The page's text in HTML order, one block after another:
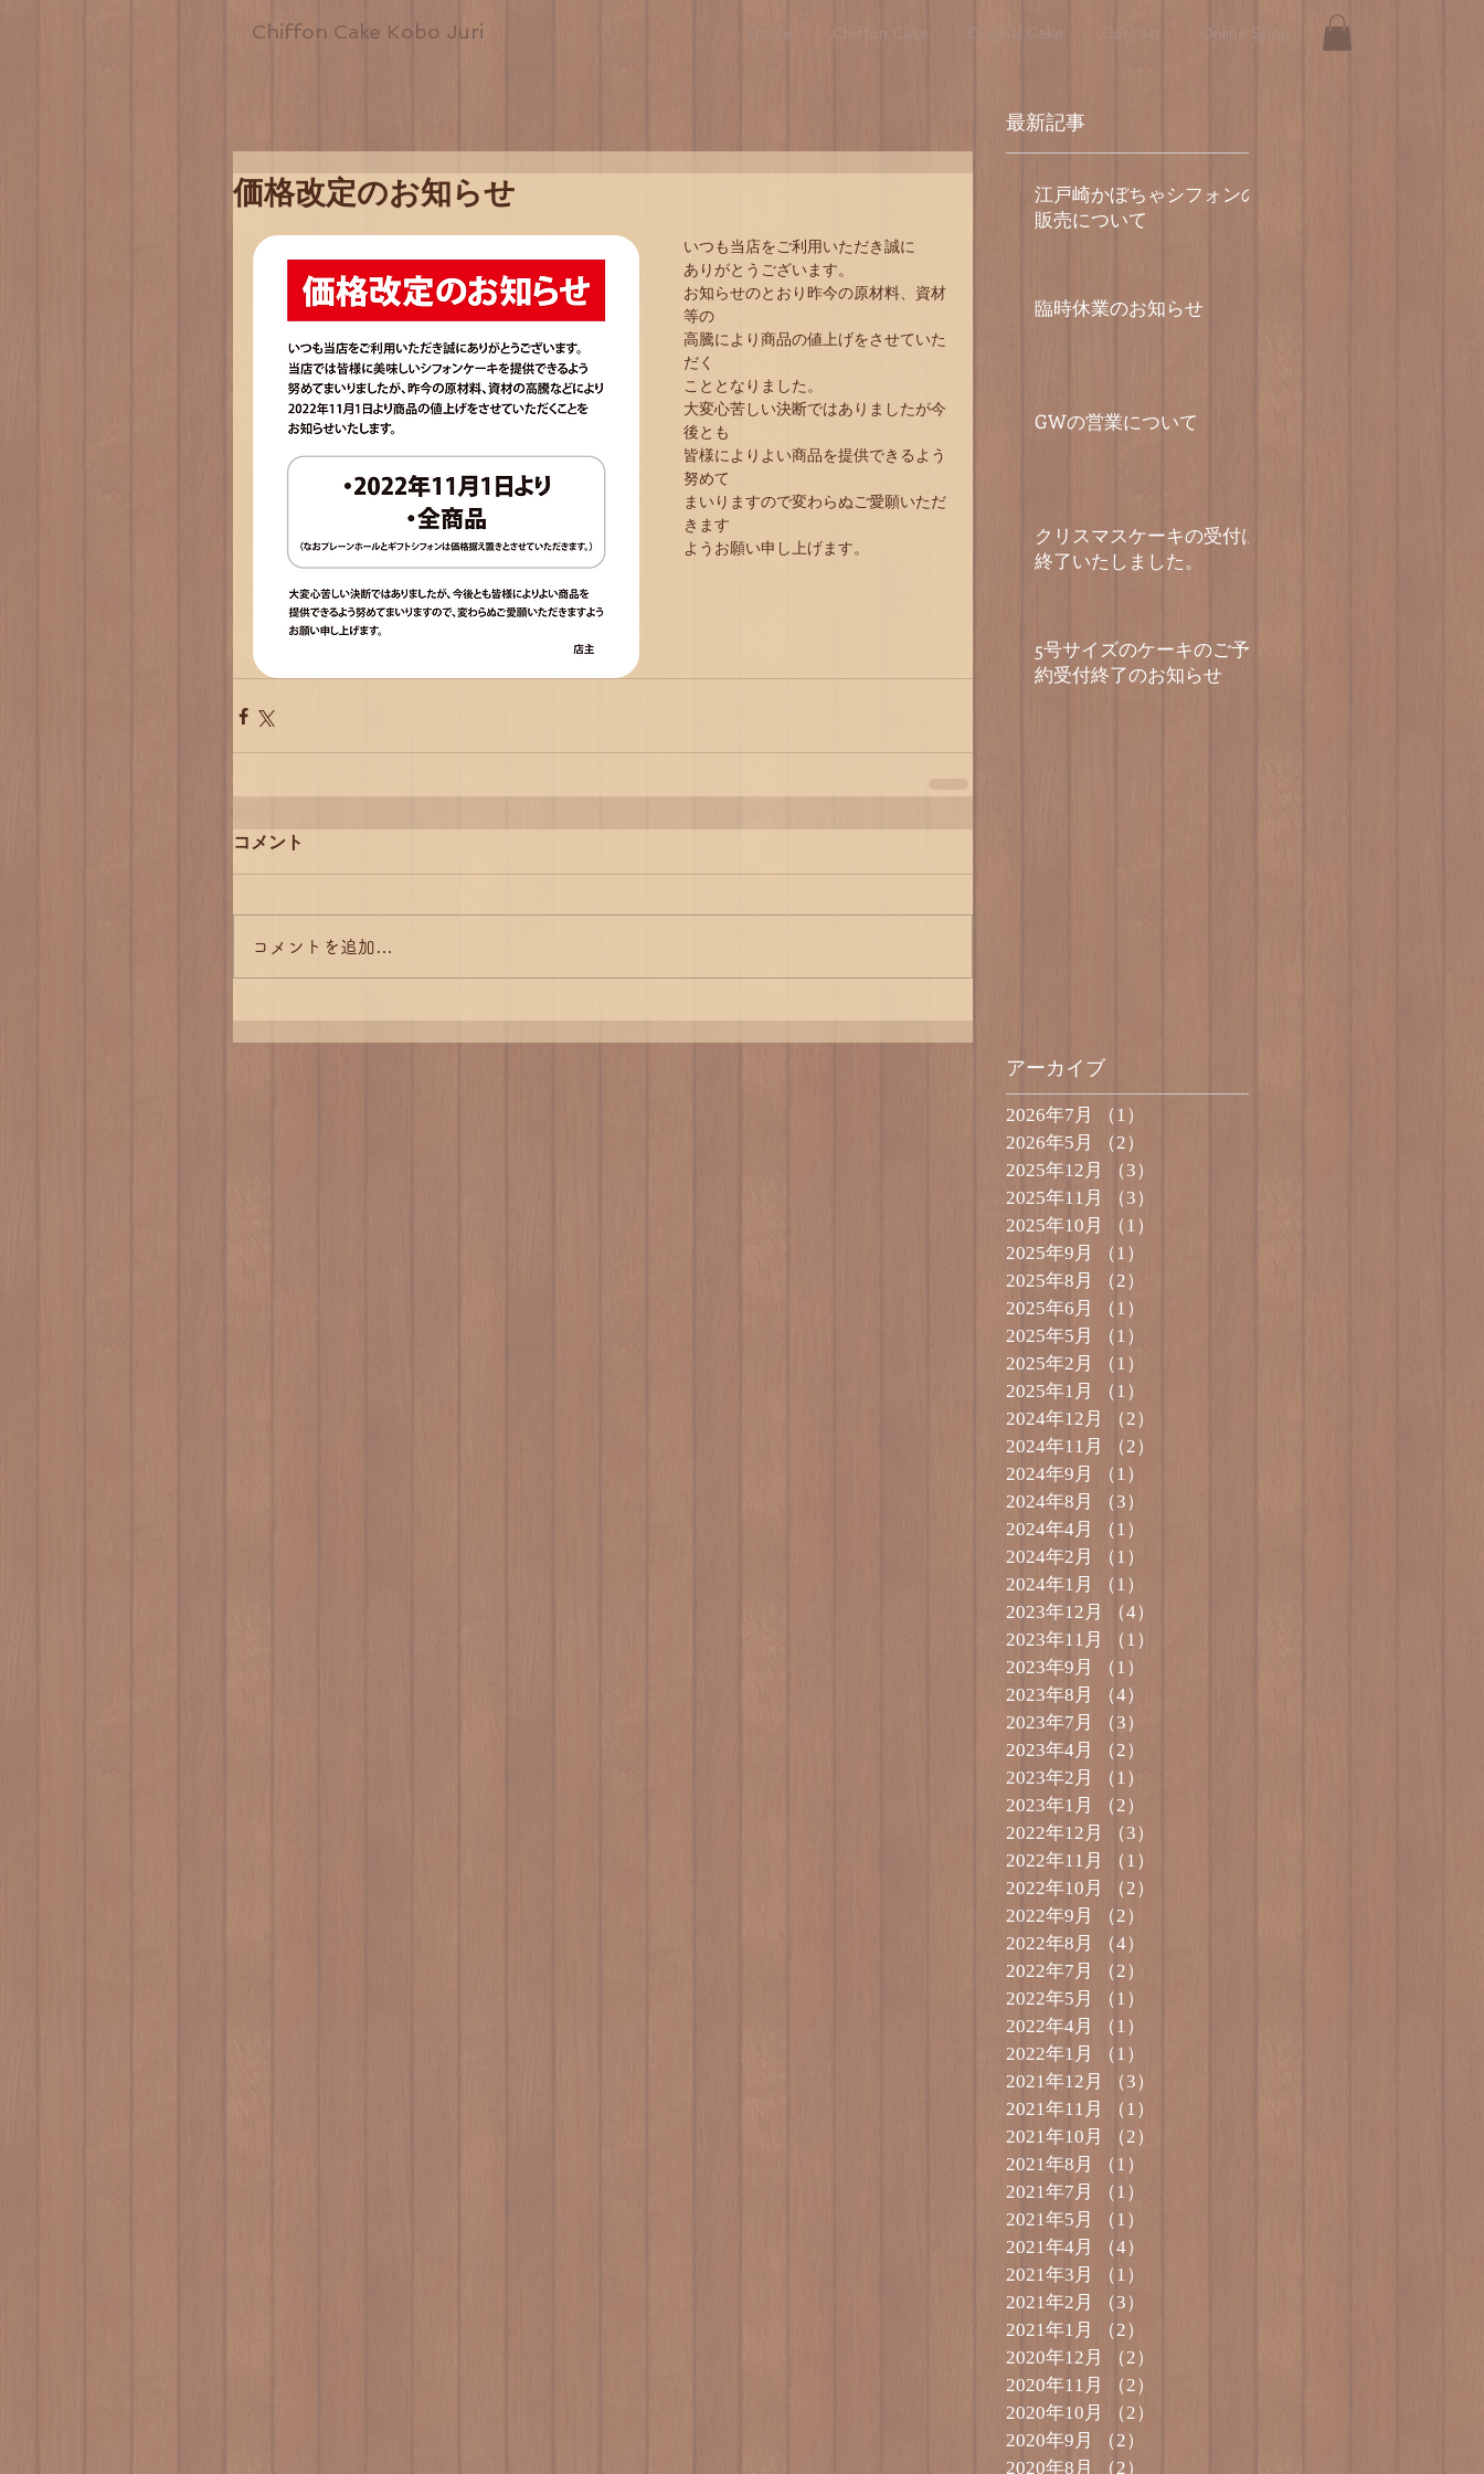
Chiffon Cake Kobo Juri Home Chiffon Cake Original Cake Contact Online Shop
最新記事
価格改定のお知らせ
いつも当店をご利用いただき誠に
ありがとうございます。
お知らせのとおり昨今の原材料、資材
等の
高騰により商品の値上げをさせていた
だく
こととなりました。
大変心苦しい決断ではありましたが今
後とも
皆様によりよい商品を提供できるよう
努めて
まいりますので変わらぬご愛願いただ
きます
ようお願い申し上げます。
コメント
コメントを追加…
江戸崎かぼちゃシフォンの
販売について
臨時休業のお知らせ
GWの営業について
クリスマスケーキの受付は
終了いたしました。
5号サイズのケーキのご予
約受付終了のお知らせ
アーカイブ
2026年7月 （1）
2026年5月
（2）
2025年12月
（3）
2025年11月
（3）
2025年10月
（1）
2025年9月
（1）
2025年8月
（2）
2025年6月
（1）
2025年5月
（1）
2025年2月
（1）
2025年1月
（1）
2024年12月
（2）
2024年11月
（2）
2024年9月
（1）
2024年8月
（3）
2024年4月
（1）
2024年2月
（1）
2024年1月
（1）
2023年12月
（4）
2023年11月
（1）
2023年9月
（1）
2023年8月
（4）
2023年7月
（3）
2023年4月
（2）
2023年2月
（1）
2023年1月
（2）
2022年12月
（3）
2022年11月
（1）
2022年10月
（2）
2022年9月
（2）
2022年8月
（4）
2022年7月
（2）
2022年5月
（1）
2022年4月
（1）
2022年1月
（1）
2021年12月
（3）
2021年11月
（1）
2021年10月
（2）
2021年8月
（1）
2021年7月
（1）
2021年5月
（1）
2021年4月
（4）
2021年3月
（1）
2021年2月
（3）
2021年1月
（2）
2020年12月
（2）
2020年11月
（2）
2020年10月
（2）
2020年9月
（2）
2020年8月
（2）